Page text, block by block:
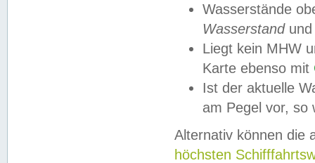
Wasserstände
Wasserstandund
Liegt kein MHW
Karte ebenso mit
Ist der aktuelle
am Pegel vor,
Alternativ können die
höchsten